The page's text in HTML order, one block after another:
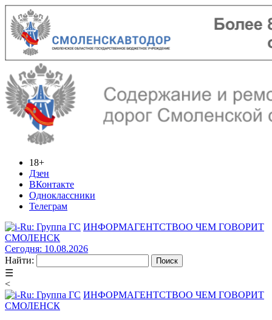
18+
Дзен
ВКонтакте
Одноклассники
Телеграм
ИНФОРМАГЕНТСТВОО ЧЕМ ГОВОРИТ
СМОЛЕНСК
Сегодня: 10.08.2026
Найти:
☰
<
ИНФОРМАГЕНТСТВОО ЧЕМ ГОВОРИТ
СМОЛЕНСК